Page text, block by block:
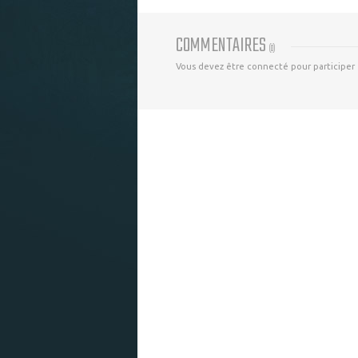
COMMENTAIRES (0)
Vous devez être connecté pour participer